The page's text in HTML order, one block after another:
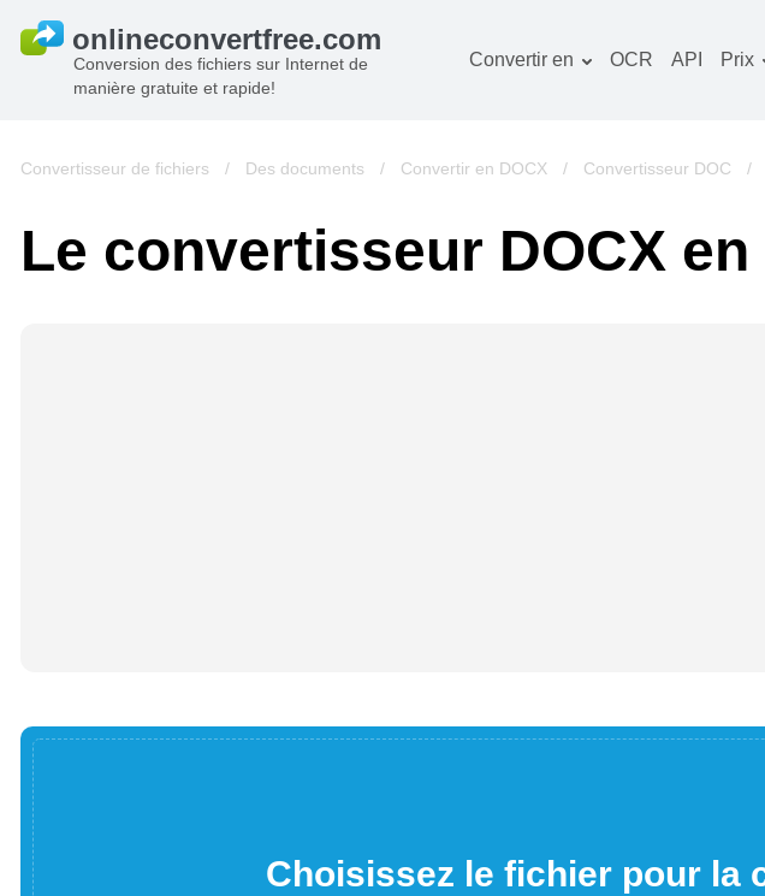
Conversion des fichiers sur Internet de
manière gratuite et rapide!
Convertir en
Image convertisseur
Livres convertisseur
OCR API Prix
Convertisseur de fichiers / Des documents / Convertir en DOCX / Convertisseur DOC /
Le convertisseur DOCX en
Choisissez le fichier pour la